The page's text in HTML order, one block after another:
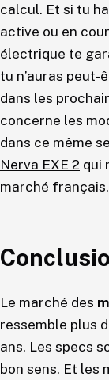
calcul. Et si tu
active ou en
électrique te
tu n’auras
dans les
concerne les
dans ce même
Nerva EXE 2 qui
marché français.
Le marché des
ressemble plus
ans. Les specs
bon sens. Et les